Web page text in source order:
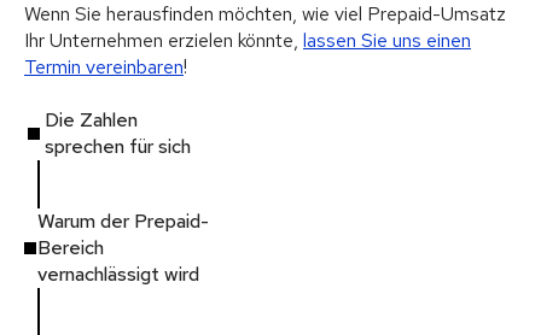
Wenn Sie herausfinden möchten, wie viel Prepaid-Umsatz
Ihr Unternehmen erzielen könnte, lassen Sie uns einen
Termin vereinbaren!
Die Zahlen
sprechen für sich
Warum der Prepaid-
Bereich
vernachlässigt wird